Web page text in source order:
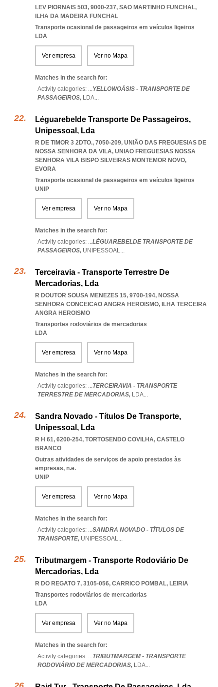
LEV PIORNAIS 503, 9000-237, SAO MARTINHO FUNCHAL,
ILHA DA MADEIRA FUNCHAL
Transporte ocasional de passageiros em veículos ligeiros
LDA
Ver empresa Ver no Mapa
Matches in the search for:
Activity categories: ...YELLOWOÁSIS - TRANSPORTE DE
PASSAGEIROS, LDA...
Léguarebelde Transporte De Passageiros,
Unipessoal, Lda
R DE TIMOR 3 2DTO., 7050-209, UNIÃO DAS FREGUESIAS DE
NOSSA SENHORA DA VILA, UNIAO FREGUESIAS NOSSA
SENHORA VILA BISPO SILVEIRAS MONTEMOR NOVO,
EVORA
Transporte ocasional de passageiros em veículos ligeiros
UNIP
Ver empresa Ver no Mapa
Matches in the search for:
Activity categories: ...LÉGUAREBELDE TRANSPORTE DE
PASSAGEIROS, UNIPESSOAL...
Terceiravia - Transporte Terrestre De
Mercadorias, Lda
R DOUTOR SOUSA MENEZES 15, 9700-194, NOSSA
SENHORA CONCEICAO ANGRA HEROISMO, ILHA TERCEIRA
ANGRA HEROISMO
Transportes rodoviários de mercadorias
LDA
Ver empresa Ver no Mapa
Matches in the search for:
Activity categories: ...TERCEIRAVIA - TRANSPORTE
TERRESTRE DE MERCADORIAS, LDA...
Sandra Novado - Títulos De Transporte,
Unipessoal, Lda
R H 61, 6200-254, TORTOSENDO COVILHA, CASTELO
BRANCO
Outras atividades de serviços de apoio prestados às
empresas, n.e.
UNIP
Ver empresa Ver no Mapa
Matches in the search for:
Activity categories: ...SANDRA NOVADO - TÍTULOS DE
TRANSPORTE, UNIPESSOAL...
Tributmargem - Transporte Rodoviário De
Mercadorias, Lda
R DO REGATO 7, 3105-056, CARRICO POMBAL, LEIRIA
Transportes rodoviários de mercadorias
LDA
Ver empresa Ver no Mapa
Matches in the search for:
Activity categories: ...TRIBUTMARGEM - TRANSPORTE
RODOVIÁRIO DE MERCADORIAS, LDA...